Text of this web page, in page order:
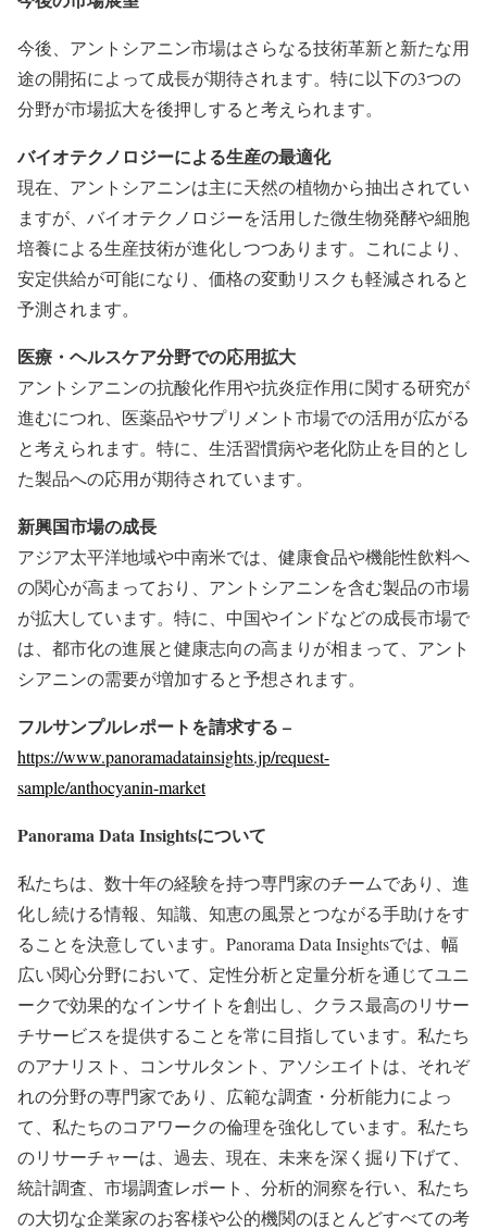
今後、アントシアニン市場はさらなる技術革新と新たな用
途の開拓によって成長が期待されます。特に以下の3つの
分野が市場拡大を後押しすると考えられます。
バイオテクノロジーによる生産の最適化
現在、アントシアニンは主に天然の植物から抽出されてい
ますが、バイオテクノロジーを活用した微生物発酵や細胞
培養による生産技術が進化しつつあります。これにより、
安定供給が可能になり、価格の変動リスクも軽減されると
予測されます。
医療・ヘルスケア分野での応用拡大
アントシアニンの抗酸化作用や抗炎症作用に関する研究が
進むにつれ、医薬品やサプリメント市場での活用が広がる
と考えられます。特に、生活習慣病や老化防止を目的とし
た製品への応用が期待されています。
新興国市場の成長
アジア太平洋地域や中南米では、健康食品や機能性飲料へ
の関心が高まっており、アントシアニンを含む製品の市場
が拡大しています。特に、中国やインドなどの成長市場で
は、都市化の進展と健康志向の高まりが相まって、アント
シアニンの需要が増加すると予想されます。
フルサンプルレポートを請求する –
https://www.panoramadatainsights.jp/request-
sample/anthocyanin-market
Panorama Data Insightsについて
私たちは、数十年の経験を持つ専門家のチームであり、進
化し続ける情報、知識、知恵の風景とつながる手助けをす
ることを決意しています。Panorama Data Insightsでは、幅
広い関心分野において、定性分析と定量分析を通じてユニ
ークで効果的なインサイトを創出し、クラス最高のリサー
チサービスを提供することを常に目指しています。私たち
のアナリスト、コンサルタント、アソシエイトは、それぞ
れの分野の専門家であり、広範な調査・分析能力によっ
て、私たちのコアワークの倫理を強化しています。私たち
のリサーチャーは、過去、現在、未来を深く掘り下げて、
統計調査、市場調査レポート、分析的洞察を行い、私たち
の大切な企業家のお客様や公的機関のほとんどすべての考